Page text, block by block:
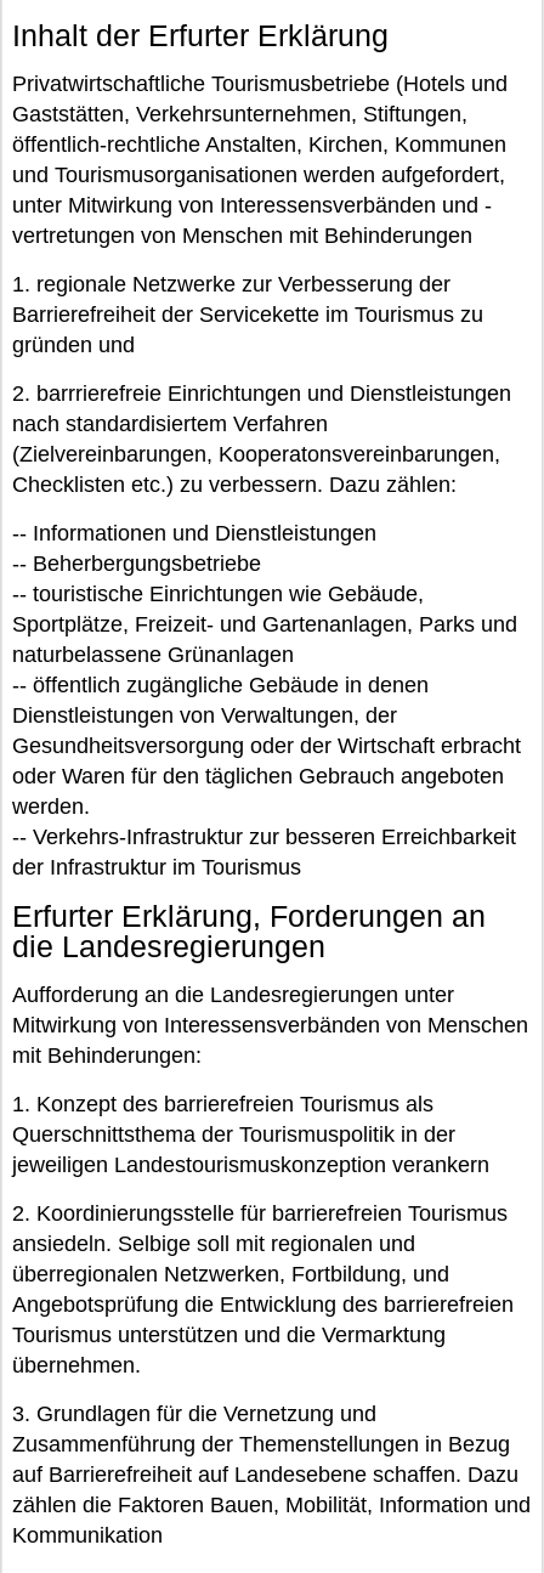
Inhalt der Erfurter Erklärung
Privatwirtschaftliche Tourismusbetriebe (Hotels und
Gaststätten, Verkehrsunternehmen, Stiftungen,
öffentlich-rechtliche Anstalten, Kirchen, Kommunen
und Tourismusorganisationen werden aufgefordert,
unter Mitwirkung von Interessensverbänden und -
vertretungen von Menschen mit Behinderungen
1. regionale Netzwerke zur Verbesserung der
Barrierefreiheit der Servicekette im Tourismus zu
gründen und
2. barrrierefreie Einrichtungen und Dienstleistungen
nach standardisiertem Verfahren
(Zielvereinbarungen, Kooperatonsvereinbarungen,
Checklisten etc.) zu verbessern. Dazu zählen:
-- Informationen und Dienstleistungen
-- Beherbergungsbetriebe
-- touristische Einrichtungen wie Gebäude,
Sportplätze, Freizeit- und Gartenanlagen, Parks und
naturbelassene Grünanlagen
-- öffentlich zugängliche Gebäude in denen
Dienstleistungen von Verwaltungen, der
Gesundheitsversorgung oder der Wirtschaft erbracht
oder Waren für den täglichen Gebrauch angeboten
werden.
-- Verkehrs-Infrastruktur zur besseren Erreichbarkeit
der Infrastruktur im Tourismus
Erfurter Erklärung, Forderungen an
die Landesregierungen
Aufforderung an die Landesregierungen unter
Mitwirkung von Interessensverbänden von Menschen
mit Behinderungen:
1. Konzept des barrierefreien Tourismus als
Querschnittsthema der Tourismuspolitik in der
jeweiligen Landestourismuskonzeption verankern
2. Koordinierungsstelle für barrierefreien Tourismus
ansiedeln. Selbige soll mit regionalen und
überregionalen Netzwerken, Fortbildung, und
Angebotsprüfung die Entwicklung des barrierefreien
Tourismus unterstützen und die Vermarktung
übernehmen.
3. Grundlagen für die Vernetzung und
Zusammenführung der Themenstellungen in Bezug
auf Barrierefreiheit auf Landesebene schaffen. Dazu
zählen die Faktoren Bauen, Mobilität, Information und
Kommunikation